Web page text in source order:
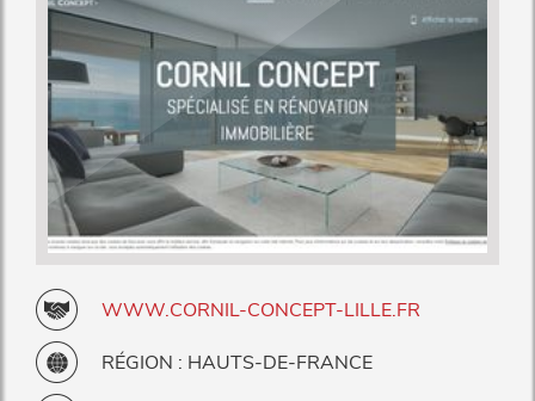
WWW.CORNIL-CONCEPT-LILLE.FR
RÉGION : HAUTS-DE-FRANCE